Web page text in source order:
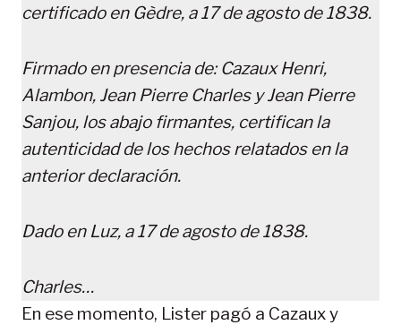
certificado en Gèdre, a 17 de agosto de 1838.
Firmado en presencia de: Cazaux Henri,
Alambon, Jean Pierre Charles y Jean Pierre
Sanjou, los abajo firmantes, certifican la
autenticidad de los hechos relatados en la
anterior declaración.
Dado en Luz, a 17 de agosto de 1838.
Charles…
En ese momento, Lister pagó a Cazaux y